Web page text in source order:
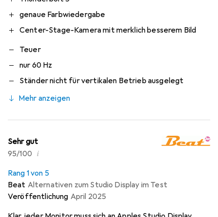
genaue Farbwiedergabe
Center-Stage-Kamera mit merklich besserem Bild
Teuer
nur 60 Hz
Ständer nicht für vertikalen Betrieb ausgelegt
Mehr anzeigen
Sehr gut
95/100 i
Rang 1 von 5
Beat Alternativen zum Studio Display im Test
Veröffentlichung April 2025